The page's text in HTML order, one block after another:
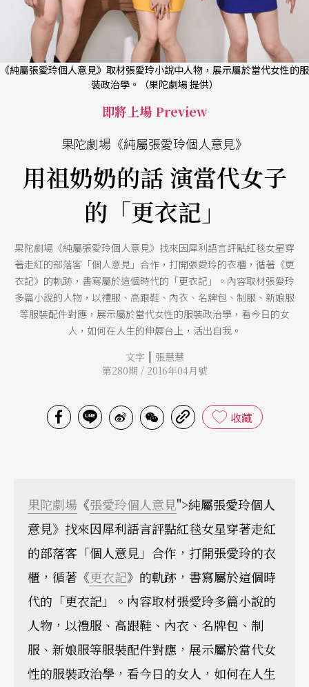
《純屬張愛玲個人意見》取材張愛玲小說中人物，展示屬於當代女性的服
裝政治學。（果陀劇場 提供）
即將上場 Preview
果陀劇場《純屬張愛玲個人意見》
用祖奶奶的話 演當代女子
的「更衣記」
果陀劇場《純屬張愛玲個人意見》找來因犀利語言評點紅毯女星穿
著走紅的部落客「個人意見」合作，打開張愛玲的衣櫃，循著《更
衣記》的軌跡，書寫屬於這個時代的「更衣記」。內容取材張愛玲
多篇小說的人物，以禮服、高跟鞋、內衣、名牌包、制服、新娘服
等服裝配件對應，展示屬於當代女性的服裝政治學，看今日的女
人，如何在人生的伸展台上，活出自我。
文字 | 張慧慧
第280期 / 2016年04月號
收藏
果陀劇場 《張愛玲個人意見">純屬張愛玲個人
意見》找來因犀利語言評點紅毯女星穿著走紅
的部落客「個人意見」合作，打開張愛玲的衣
櫃，循著《更衣記》的軌跡，書寫屬於這個時
代的「更衣記」。內容取材張愛玲多篇小說的
人物，以禮服、高跟鞋、內衣、名牌包、制
服、新娘服等服裝配件對應，展示屬於當代女
性的服裝政治學，看今日的女人，如何在人生